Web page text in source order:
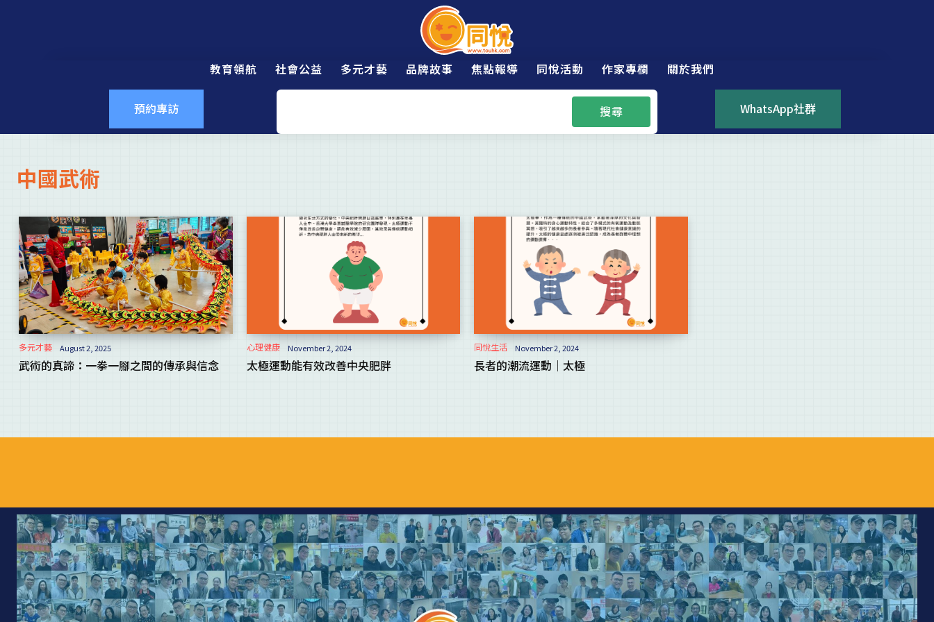
教育領航 社會公益 多元才藝 品牌故事 焦點報導 同悅活動 作家專欄 關於我們
預約專訪 搜尋 WhatsApp社群
中國武術
多元才藝 August 2, 2025
武術的真諦：一拳一腳之間的傳承與信念
心理健康 November 2, 2024
太極運動能有效改善中央肥胖
同悅生活 November 2, 2024
長者的潮流運動｜太極